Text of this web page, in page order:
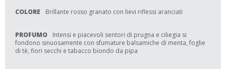
COLORE Brillante rosso granato con lievi riflessi aranciati
PROFUMO
Intensi e piacevoli sentori di prugna e ciliegia si
fondono sinuosamente con sfumature balsamiche di menta, foglie
di tè, fiori secchi e tabacco biondo da pipa